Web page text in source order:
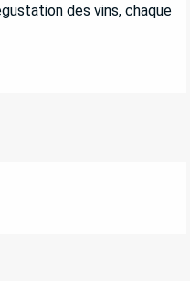
des vins, chaque